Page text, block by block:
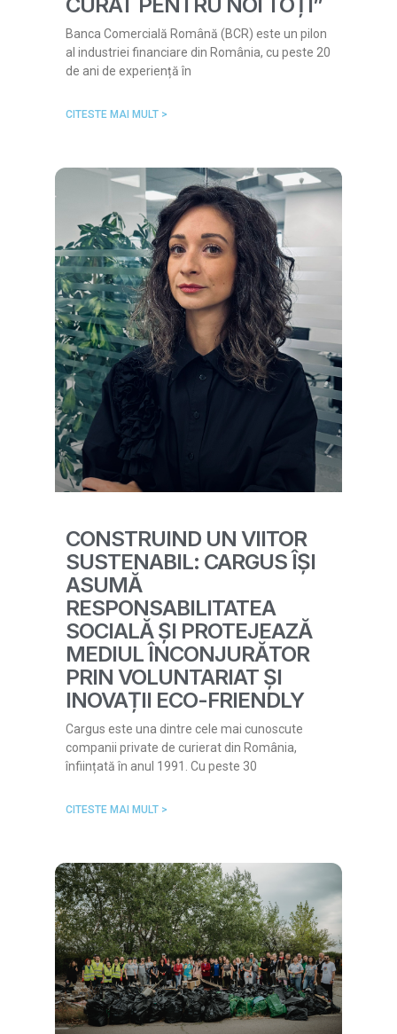
CURAT PENTRU NOI TOȚI”
Banca Comercială Română (BCR) este un pilon
al industriei financiare din România, cu peste 20
de ani de experiență în
CITESTE MAI MULT >
CONSTRUIND UN VIITOR
SUSTENABIL: CARGUS ÎȘI
ASUMĂ
RESPONSABILITATEA
SOCIALĂ ȘI PROTEJEAZĂ
MEDIUL ÎNCONJURĂTOR
PRIN VOLUNTARIAT ȘI
INOVAȚII ECO-FRIENDLY
Cargus este una dintre cele mai cunoscute
companii private de curierat din România,
înființată în anul 1991. Cu peste 30
CITESTE MAI MULT >